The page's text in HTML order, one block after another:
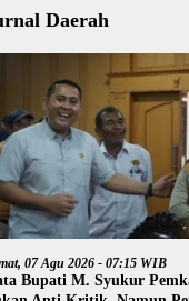
Daerah
07 Agu 2026 - 07:15 WIB
Bupati M. Syukur